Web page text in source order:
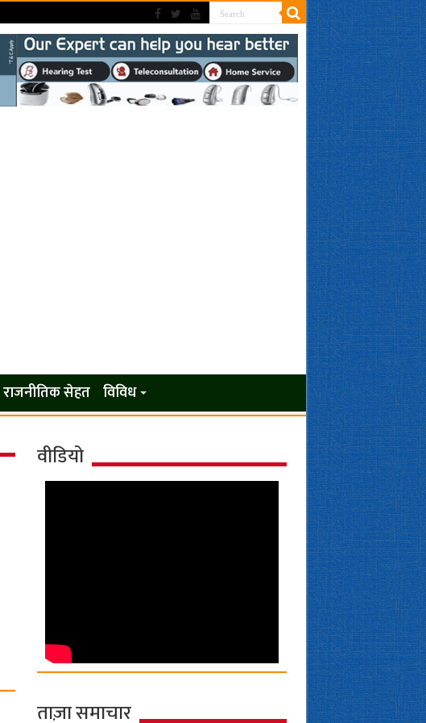
राजनीतिक सेहत विविध
वीडियो
ताज़ा समाचार